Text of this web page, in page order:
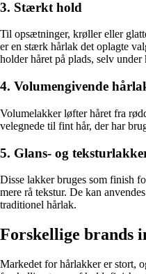
3. Stærkt hold
Til opsætninger, krøller eller
er en stærk hårlak det oplagte
holder håret på plads, selv
4. Volumengivende
Volumelakker løfter håret fra
velegnede til fint hår, der har
5. Glans- og
Disse lakker bruges som finish
mere rå tekstur. De kan
traditionel hårlak.
Forskellige brands
Markedet for hårlakker er stort,